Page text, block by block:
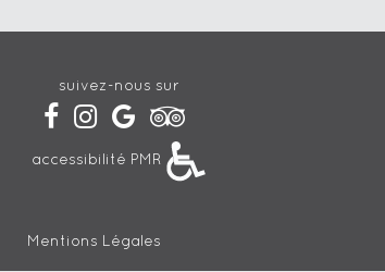
suivez-nous sur
accessibilité PMR
Mentions Légales